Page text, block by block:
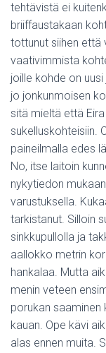
tehtävistä ei
briiffaustakaan
tottunut siihen että
vaativimmista
joille kohde on
jo jonkunmoisen
sitä mieltä että
sukelluskohteisiin.
paineilmalla edes
No, itse laitoin
nykytiedon
varustuksella.
tarkistanut. Silloin
sinkkupullolla ja
aallokko metrin
hankalaa. Mutta
menin veteen
porukan saaminen
kauan. Ope kävi
alas ennen muita.